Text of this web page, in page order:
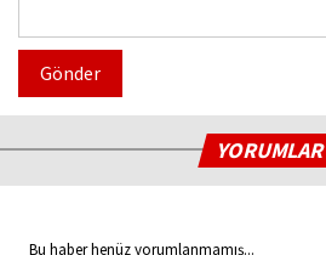
Gönder
YORUMLAR
Bu haber henüz yorumlanmamış...